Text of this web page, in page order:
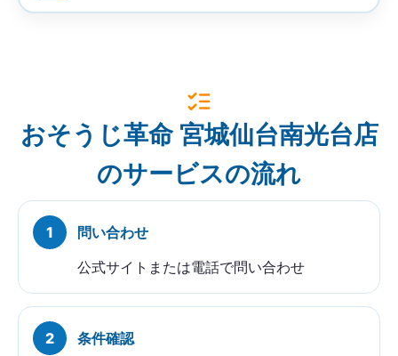
おそうじ革命 宮城仙台南光台店
のサービスの流れ
問い合わせ
公式サイトまたは電話で問い合わせ
条件確認